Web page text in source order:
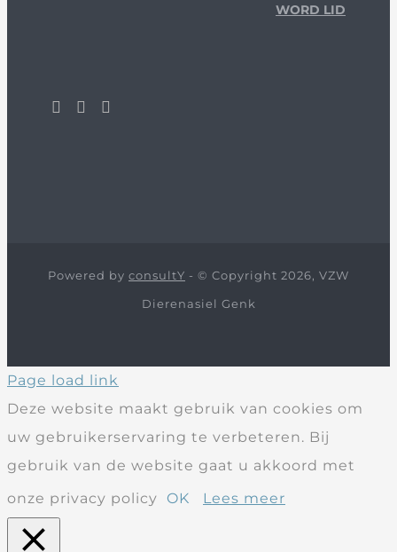
WORD LID
Powered by consultY - © Copyright 2026, VZW
Dierenasiel Genk
Page load link
Deze website maakt gebruik van cookies om
uw gebruikerservaring te verbeteren. Bij
gebruik van de website gaat u akkoord met
onze privacy policy
OK Lees meer